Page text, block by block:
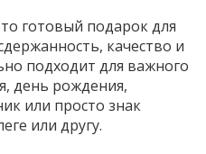
готовый подарок для
качество и
подходит для важного
день рождения,
или просто знак
или другу.